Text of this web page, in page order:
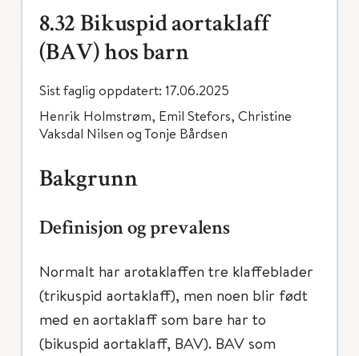
8.32 Bikuspid aortaklaff
(BAV) hos barn
Sist faglig oppdatert: 17.06.2025
Henrik Holmstrøm, Emil Stefors, Christine
Vaksdal Nilsen og Tonje Bårdsen
Bakgrunn
Definisjon og prevalens
Normalt har arotaklaffen tre klaffeblader
(trikuspid aortaklaff), men noen blir født
med en aortaklaff som bare har to
(bikuspid aortaklaff, BAV). BAV som